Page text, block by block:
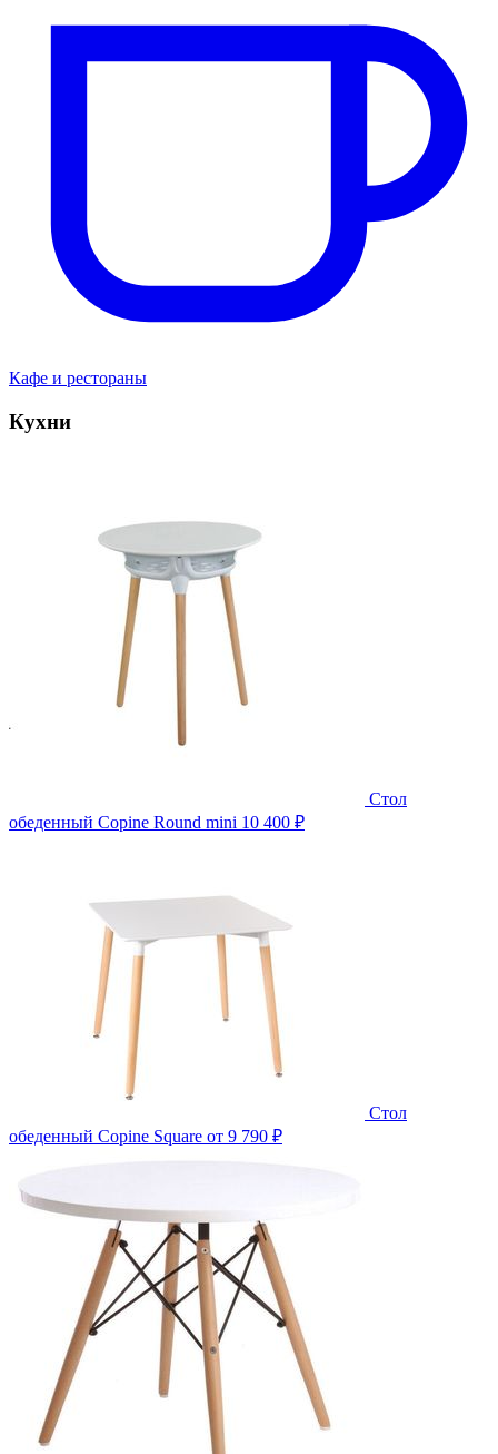
Кафе и рестораны
Кухни
Стол
обеденный Copine Round mini 10 400 ₽
Стол
обеденный Copine Square от 9 790 ₽